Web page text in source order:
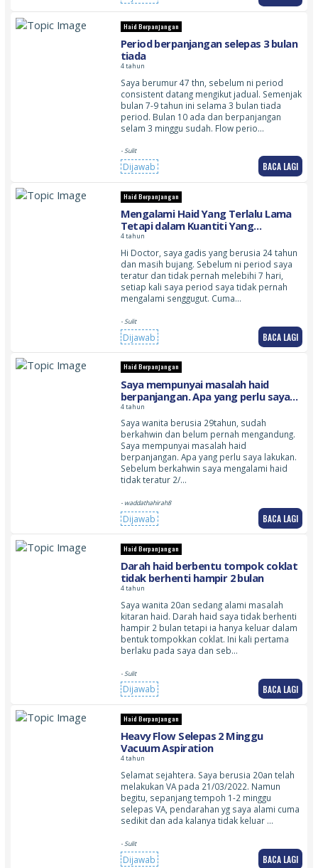
Haid Berpanjangan
Period berpanjangan selepas 3 bulan
tiada
4 tahun
Saya berumur 47 thn, sebelum ni period
consistent datang mengikut jadual. Semenjak
bulan 7-9 tahun ini selama 3 bulan tiada
period. Bulan 10 ada dan berpanjangan
selam 3 minggu sudah. Flow perio…
- Sulit
Dijawab BACA LAGI
Haid Berpanjangan
Mengalami Haid Yang Terlalu Lama
Tetapi dalam Kuantiti Yang
Sederhana
4 tahun
Hi Doctor, saya gadis yang berusia 24 tahun
dan masih bujang. Sebelum ni period saya
teratur dan tidak pernah melebihi 7 hari,
setiap kali saya period saya tidak pernah
mengalami senggugut. Cuma…
- Sulit
Dijawab BACA LAGI
Haid Berpanjangan
Saya mempunyai masalah haid
berpanjangan. Apa yang perlu saya
lakukan. Sebelum berkahwin saya
mengalami haid tidak teratur 2/3
bulan sekali
4 tahun
Saya wanita berusia 29tahun, sudah
berkahwin dan belum pernah mengandung.
Saya mempunyai masalah haid
berpanjangan. Apa yang perlu saya lakukan.
Sebelum berkahwin saya mengalami haid
tidak teratur 2/…
- waddathahirah8
Dijawab BACA LAGI
Haid Berpanjangan
Darah haid berbentu tompok coklat
tidak berhenti hampir 2 bulan
4 tahun
Saya wanita 20an sedang alami masalah
kitaran haid. Darah haid saya tidak berhenti
hampir 2 bulan tetapi ia hanya keluar dalam
bentuk tompokkan coklat. Ini kali pertama
berlaku pada saya dan seb…
- Sulit
Dijawab BACA LAGI
Haid Berpanjangan
Heavy Flow Selepas 2 Minggu
Vacuum Aspiration
4 tahun
Selamat sejahtera. Saya berusia 20an telah
melakukan VA pada 21/03/2022. Namun
begitu, sepanjang tempoh 1-2 minggu
selepas VA, pendarahan yg saya alami cuma
sedikit dan ada kalanya tidak keluar …
- Sulit
Dijawab BACA LAGI